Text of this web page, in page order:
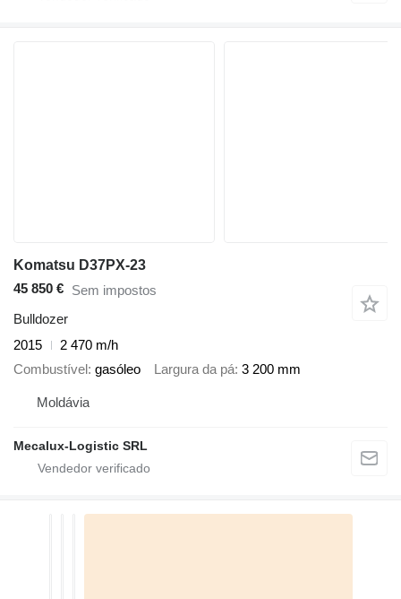
Komatsu D37PX-23
45 850 € Sem impostos
Bulldozer
2015
2 470 m/h
Combustível gasóleo Largura da pá 3 200 mm
Moldávia
Mecalux-Logistic SRL